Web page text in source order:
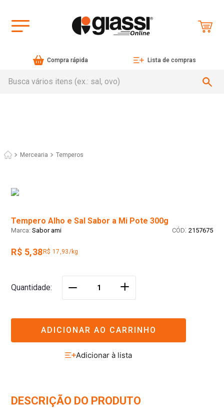
Compra rápida Lista de compras
Mercearia Temperos
Tempero Alho e Sal Sabor a Mi Pote 300g
Sabor ami : 2157675
R$ 5,38 R$ 17,93/kg
Quantidade ＋
ADICIONAR AO CARRINHO
DESCRIÇÃO DO PRODUTO